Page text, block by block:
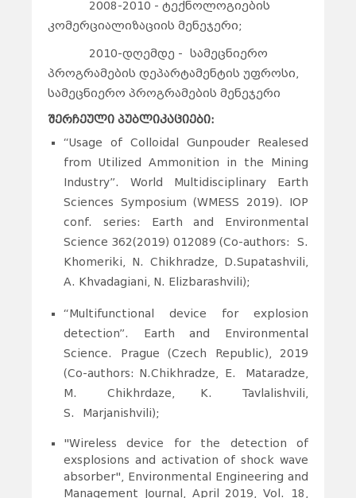
2008-2010 - ტექნოლოგიების
კომერციალიზაციის მენეჯერი;
2010-დღემდე - სამეცნიერო
პროგრამების დეპარტამენტის უფროსი,
სამეცნიერო პროგრამების მენეჯერი
შერჩეული პუბლიკაციები:
“Usage of Colloidal Gunpouder Realesed
from Utilized Ammonition in the Mining
Industry”. World Multidisciplinary Earth
Sciences Symposium (WMESS 2019). IOP
conf. series: Earth and Environmental
Science 362(2019) 012089 (Co-authors: S.
Khomeriki, N. Chikhradze, D.Supatashvili,
A. Khvadagiani, N. Elizbarashvili);
“Multifunctional device for explosion
detection”. Earth and Environmental
Science. Prague (Czech Republic), 2019
(Co-authors: N.Chikhradze, E. Mataradze,
M. Chikhrdaze, K. Tavlalishvili,
S. Marjanishvili);
"Wireless device for the detection of
exsplosions and activation of shock wave
absorber", Environmental Engineering and
Management Journal, April 2019, Vol. 18,